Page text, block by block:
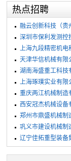
热点招聘
融云创新科技（贵
深圳市保利发测控
工程师助理
上海九段精密机电
天津华信机械有限
湖南海盛重工科技
上海琢璞实业有限
重庆两江机械制造
西安冠杰机械设备
郑州市鼎盛机械制
巩义市建设机械制
辽宁佳拓重型装备